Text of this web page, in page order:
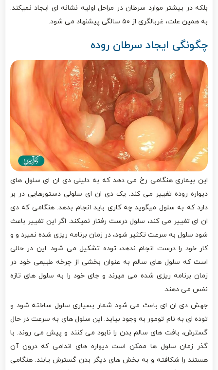
بلکه در بیشتر موارد سرطان در مراحل اولیه نشانه ای ایجاد نمیکند.
به همین علت، غربالگری از ۵۰ سالگی پیشنهاد می شود.
چگونگی ایجاد سرطان روده
این بیماری هنگامی رخ می دهد که به دلیلی دی ان ای سلول های
دیواره روده تغییر می کند. یک دی ان ای سلولی دستورهایی در بر
دارد که به سلول میگوید چه کاری باید انجام بدهد. هنگامی که دی
ان ای تغییر می کند، سلول درست رفتار نمیکند. اگر این تغییر باعث
شود سلول به سرعت تکثیر شود، در زمان برنامه ریزی شده نمیرد و و
کار خود را درست انجام ندهد، توده تشکیل می شود. این در حالی
است که سلول های سالم به عنوان بخشی از چرخه طبیعی خود در
زمان برنامه ریزی شده می میرند و جای خود را به سلول های تازه
نفس می دهند.
جهش دی ان ای باعث می شود شمار بسیاری سلول ساخته شود و
توده ای به نام تومور به وجود بیاید. این سلول های به سرعت در حال
گسترش، بافت های سالم بدن را نابود می کنند و پیش می روند. با
گذر زمان سلول ها ممکن است دیواره های اندامی که درون آن
هستند را شکافته و به بخش های دیگر بدن گسترش یابند. هنگامی